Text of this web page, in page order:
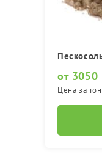
от 3050
Цена за